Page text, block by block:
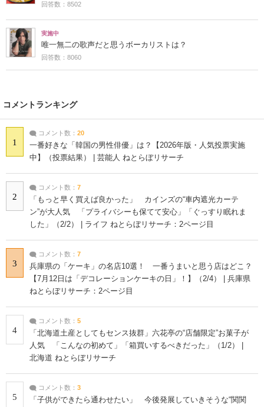
回答数：8502
実施中
唯一無二の歌声だと思うボーカリストは？
回答数：8060
コメントランキング
1
コメント数： 20
一番好きな「韓国の男性俳優」は？【2026年版・人気投票実施
中】（投票結果） | 芸能人 ねとらぼリサーチ
2
コメント数： 7
「もっと早く買えば良かった」 カインズの“車内遮光カーテ
ン”が大人気 「プライバシーも保てて安心」「ぐっすり眠れま
した」（2/2） | ライフ ねとらぼリサーチ：2ページ目
3
コメント数： 7
兵庫県の「ケーキ」の名店10選！ 一番うまいと思う店はどこ？
【7月12日は「デコレーションケーキの日」！】（2/4） | 兵庫県
ねとらぼリサーチ：2ページ目
4
コメント数： 5
「北海道土産としてもセンス抜群」六花亭の“店舗限定”お菓子が
人気 「こんなの初めて」「箱買いするべきだった」（1/2） |
北海道 ねとらぼリサーチ
5
コメント数： 3
「子供ができたら通わせたい」 今後発展していきそうな“関関